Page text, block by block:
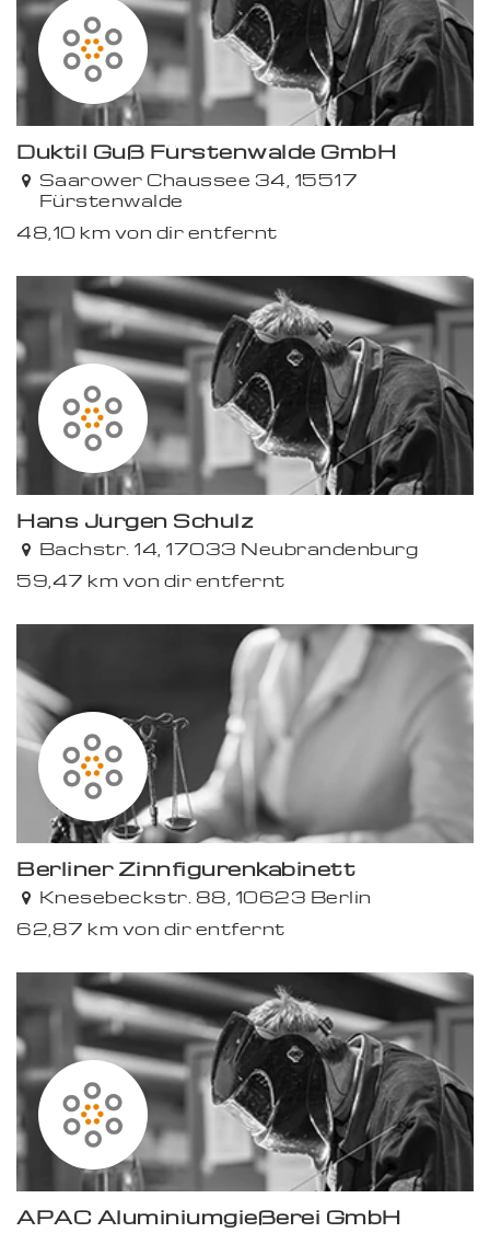
Duktil Guß Fürstenwalde GmbH
Saarower Chaussee 34, 15517
Fürstenwalde
48,10 km von dir entfernt
Hans Jürgen Schulz
Bachstr. 14, 17033 Neubrandenburg
59,47 km von dir entfernt
Berliner Zinnfigurenkabinett
Knesebeckstr. 88, 10623 Berlin
62,87 km von dir entfernt
APAC Aluminiumgießerei GmbH